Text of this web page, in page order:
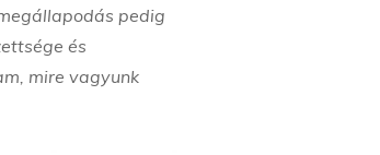
pedig
és
mire vagyunk